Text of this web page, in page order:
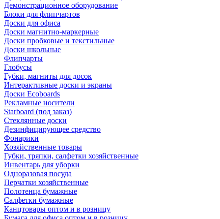
Демонстрационное оборудование
Блоки для флипчартов
Доски для офиса
Доски магнитно-маркерные
Доски пробковые и текстильные
Доски школьные
Флипчарты
Глобусы
Губки, магниты для досок
Интерактивные доски и экраны
Доски Ecoboards
Рекламные носители
Starboard (под заказ)
Стеклянные доски
Дезинфицирующее средство
Фонарики
Хозяйственные товары
Губки, тряпки, салфетки хозяйственные
Инвентарь для уборки
Одноразовая посуда
Перчатки хозяйственные
Полотенца бумажные
Салфетки бумажные
Канцтовары оптом и в розницу